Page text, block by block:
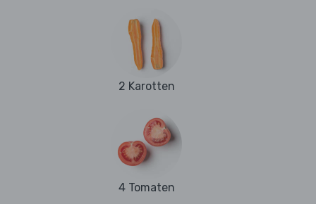
2 Karotten
4 Tomaten